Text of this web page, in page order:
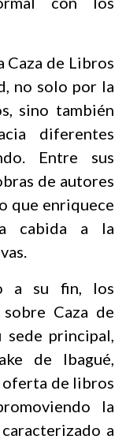
Caza de Libros
no solo por la
sino también
diferentes
Entre sus
de autores
que enriquece
cabida a la
a su fin, los
Caza de
sede principal,
de Ibagué,
oferta de libros
la
a